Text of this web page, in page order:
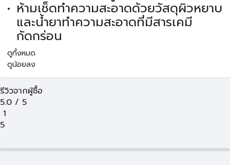
ห้ามเช็ดทำความสะอาดด้วยวัสดุผิวหยาบ
และน้ำยาทำความสะอาดที่มีสารเคมี
กัดกร่อน
ดูทั้งหมด
ดูน้อยลง
รีวิวจากผู้ซื้อ
5.0 / 5
1
5